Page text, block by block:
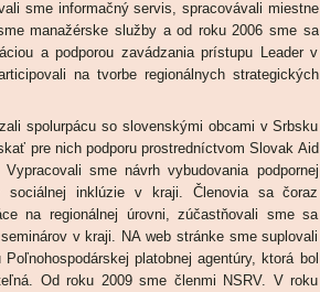
sme informačný servis, spracovávali miestne
manažérske služby a od roku 2006 sme sa
a podporou zavádzania prístupu Leader v
na tvorbe regionálnych strategických
spolurpácu so slovenskými obcami v Srbsku
pre nich podporu prostredníctvom Slovak Aid
sme návrh vybudovania podpornej
sociálnej inklúzie v kraji. Členovia sa čoraz
na regionálnej úrovni, zúčastňovali sme sa
v kraji. NA web stránke sme suplovali
platobnej agentúry, ktorá bol
Od roku 2009 sme členmi NSRV. V roku